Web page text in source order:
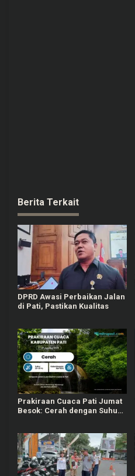
Berita Terkait
DPRD Awasi Perbaikan Jalan
di Pati, Pastikan Kualitas
Prakiraan Cuaca Pati Jumat
Besok: Cerah dengan Suhu